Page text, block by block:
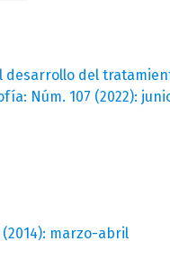
desarrollo del
Núm. 107 (2022):
(2014): marzo-abril